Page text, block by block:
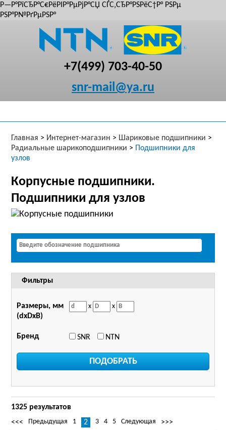
Р—Р°РїСЂР°С€РёРІР°РµРјР°СЏ СЃС‚СЂР°РЅРёС†Р° РЅРµ
РЅР°Р№РґРµРЅР°
+7(499) 703-40-50
snr-mail@ya.ru
Главная > Интернет-магазин > Шариковые подшипники >
Радиальные шарикоподшипники > Подшипники для
узлов
Корпусные подшипники.
Подшипники для узлов
Фильтры
Размеры, мм
(dxDxB)
x x
Бренд SNR NTN
1325 результатов
<<<
Предыдущая 1 2 3 4 5 Следующая >>>